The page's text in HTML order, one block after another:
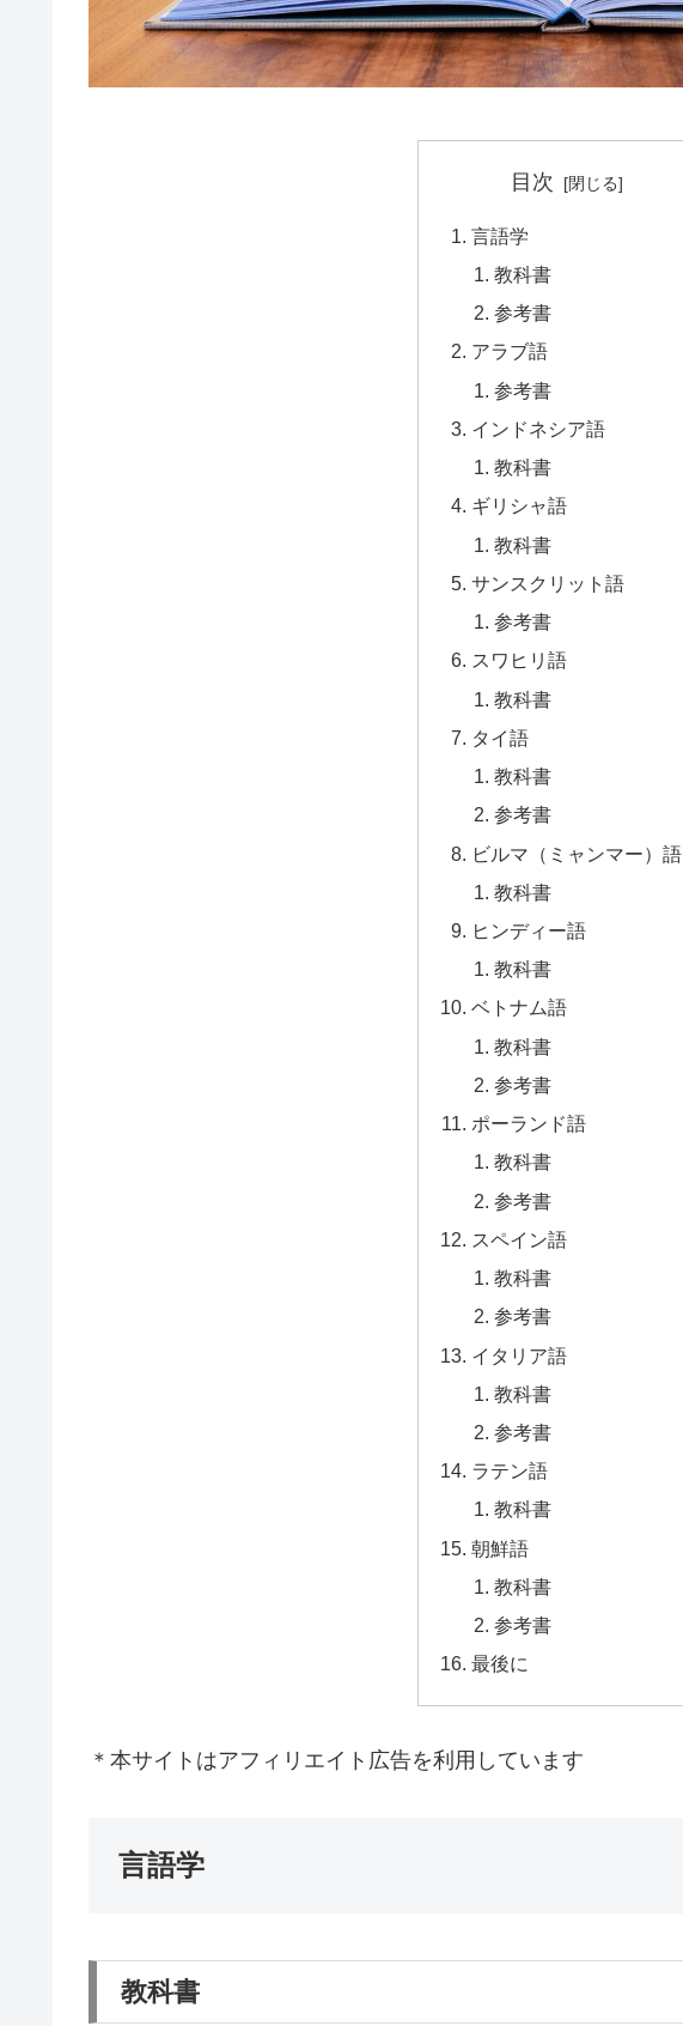
目次
言語学
教科書
参考書
アラブ語
参考書
インドネシア語
教科書
ギリシャ語
教科書
サンスクリット語
参考書
スワヒリ語
教科書
タイ語
教科書
参考書
ビルマ（ミャンマー）語
教科書
ヒンディー語
教科書
ベトナム語
教科書
参考書
ポーランド語
教科書
参考書
スペイン語
教科書
参考書
イタリア語
教科書
参考書
ラテン語
教科書
朝鮮語
教科書
参考書
最後に
＊本サイトはアフィリエイト広告を利用しています
言語学
教科書